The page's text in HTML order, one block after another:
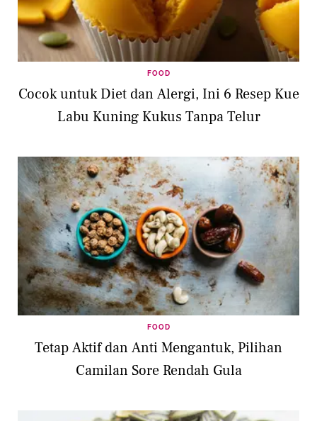
FOOD
Cocok untuk Diet dan Alergi, Ini 6 Resep Kue
Labu Kuning Kukus Tanpa Telur
FOOD
Tetap Aktif dan Anti Mengantuk, Pilihan
Camilan Sore Rendah Gula